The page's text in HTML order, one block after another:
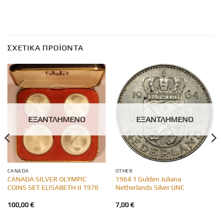
ΣΧΕΤΙΚΆ ΠΡΟΪΌΝΤΑ
ΕΞΑΝΤΛΗΜΈΝΟ
CANADA
CANADA SILVER OLYMPIC
COINS SET ELISABETH II 1976
100,00€
ΕΞΑΝΤΛΗΜΈΝΟ
OTHER
1964 1 Gulden Juliana
Netherlands Silver UNC
7,00€